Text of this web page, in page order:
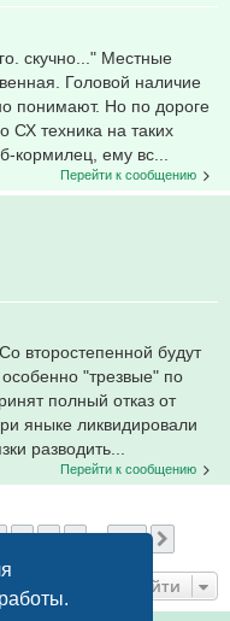
скучно..." Местные
Головой наличие
понимают. Но по дороге
СХ техника на таких
кормилец, ему вс...
Перейти к сообщению
второстепенной будут
"трезвые" по
полный отказ от
яныке ликвидировали
разводить...
Перейти к сообщению
1из789
3 4 5 789
Перейти